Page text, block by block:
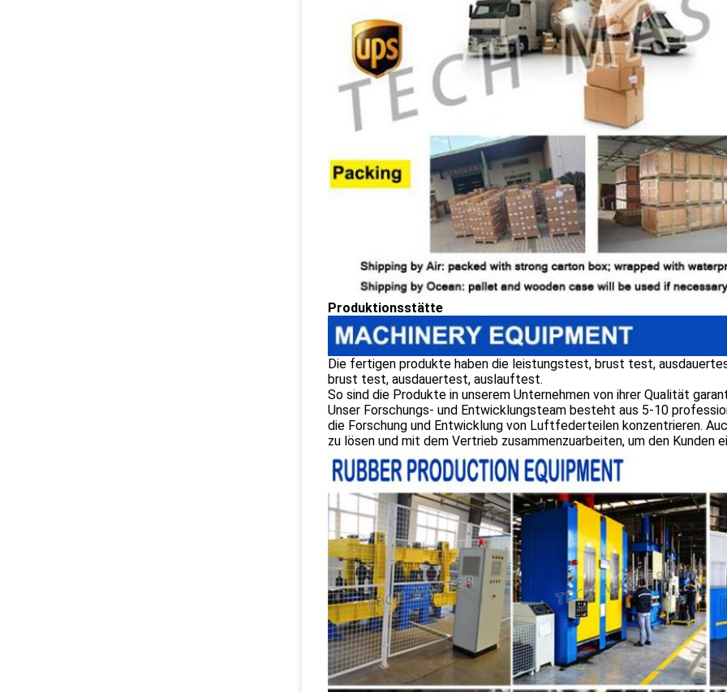
Produktionsstätte
Die fertigen produkte haben die leistungstest, brust test,
brust test, ausdauertest, auslauftest.
So sind die Produkte in unserem Unternehmen von ihrer Qualität
Unser Forschungs- und Entwicklungsteam besteht aus 5-10
die Forschung und Entwicklung von Luftfederteilen konzentrieren.
zu lösen und mit dem Vertrieb zusammenzuarbeiten, um den Kunden